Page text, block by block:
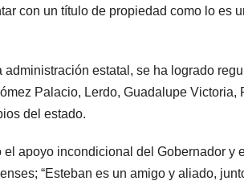
con un título de propiedad como lo es
estatal, se ha logrado
Palacio, Lerdo, Guadalupe Victoria,
del estado.
apoyo incondicional del Gobernador y
“Esteban es un amigo y aliado,